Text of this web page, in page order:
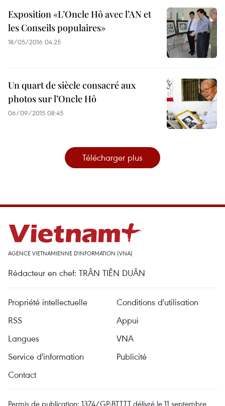
Exposition «L’Oncle Hô avec l’AN et
les Conseils populaires»
18/05/2016 04:25
Un quart de siècle consacré aux
photos sur l’Oncle Hô
06/09/2015 08:45
Télécharger plus
AGENCE VIETNAMIENNE D'INFORMATION (VNA)
Rédacteur en chef: TRÂN TIÊN DUÂN
Propriété intellectuelle
Conditions d'utilisation
RSS
Appui
Langues
VNA
Service d'information
Publicité
Contact
Permis de publication: 1374/GP-BTTTT délivré le 11 septembre